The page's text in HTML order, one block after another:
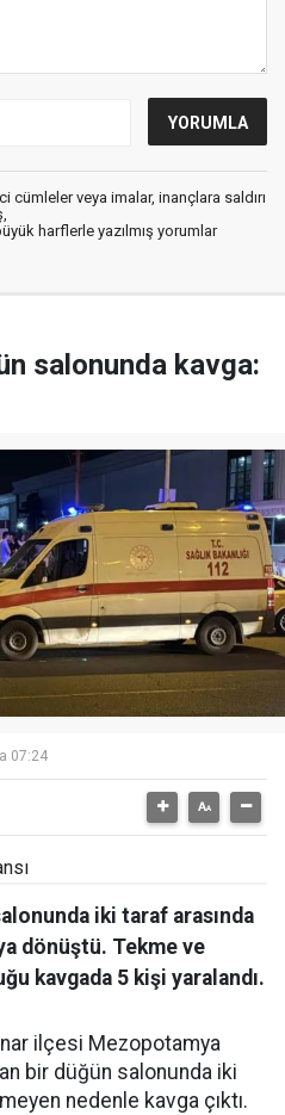
cümleler veya imalar, inançlara saldırı
harflerle yazılmış yorumlar
salonunda kavga:
07:24
iki taraf arasında
dönüştü. Tekme ve
kavgada 5 kişi yaralandı.
ilçesi Mezopotamya
bir düğün salonunda iki
nedenle kavga çıktı.